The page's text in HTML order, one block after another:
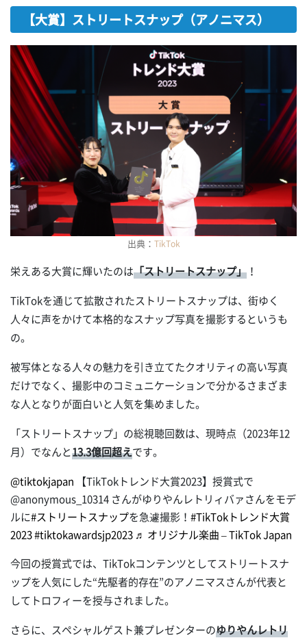
【大賞】ストリートスナップ（アノニマス）
出典： TikTok
栄えある大賞に輝いたのは「ストリートスナップ」 ！
TikTokを通じて拡散されたストリートスナップは、街ゆく
人々に声をかけて本格的なスナップ写真を撮影するというも
の。
被写体となる人々の魅力を引き立てたクオリティの高い写真
だけでなく、撮影中のコミュニケーションで分かるさまざま
な人となりが面白いと人気を集めました。
「ストリートスナップ」の総視聴回数は、現時点（2023年12
月）でなんと13.3億回超えです。
@tiktokjapan 【TikTokトレンド大賞2023】授賞式で
@anonymous_10314 さんがゆりやんレトリィバァさんをモデ
ルに#ストリートスナップを急遽撮影！ #TikTokトレンド大賞
2023#tiktokawardsjp2023 ♬ オリジナル楽曲 – TikTok Japan
今回の授賞式では、TikTokコンテンツとしてストリートスナ
ップを人気にした“先駆者的存在”のアノニマスさんが代表と
してトロフィーを授与されました。
さらに、スペシャルゲスト兼プレゼンターのゆりやんレトリ